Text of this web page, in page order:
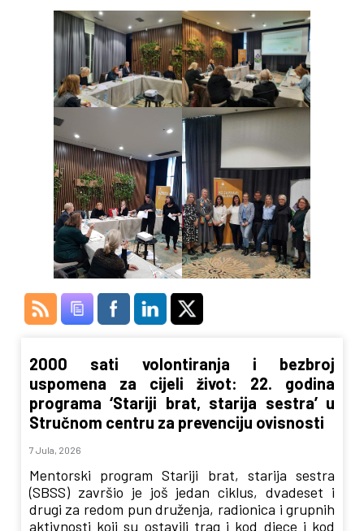
2000 sati volontiranja i bezbroj
uspomena za cijeli život: 22. godina
programa ‘Stariji brat, starija sestra’ u
Stručnom centru za prevenciju ovisnosti
7 Jula, 2026
Mentorski program Stariji brat, starija sestra
(SBSS) završio je još jedan ciklus, dvadeset i
drugi za redom pun druženja, radionica i grupnih
aktivnosti koji su ostavili trag i kod djece i kod